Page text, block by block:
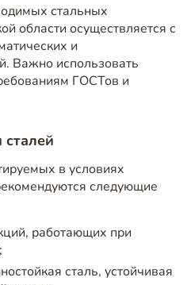
стальных
области осуществляется с
и
Важно использовать
ГОСТов и
в условиях
следующие
работающих при
сталь, устойчивая